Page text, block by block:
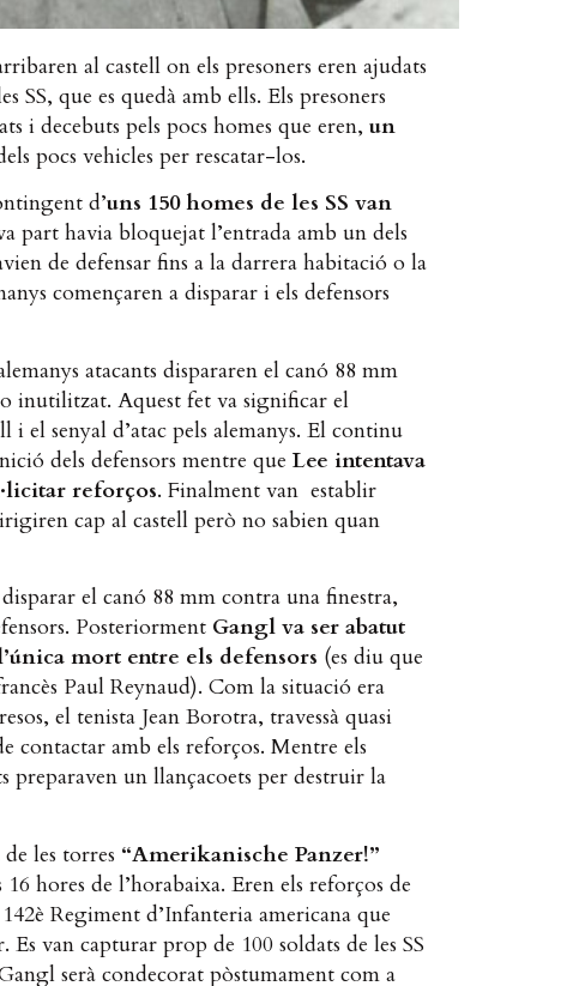
al castell on els presoners eren ajudats
que es quedà amb ells. Els presoners
i decebuts pels pocs homes que eren, un
pocs vehicles per rescatar-los.
d’uns 150 homes de les SS van
part havia bloquejat l’entrada amb un dels
de defensar fins a la darrera habitació o la
començaren a disparar i els defensors
atacants dispararen el canó 88 mm
inutilitzat. Aquest fet va significar el
i el senyal d’atac pels alemanys. El continu
dels defensors mentre que Lee intentava
reforços. Finalment van establir
cap al castell però no sabien quan
el canó 88 mm contra una finestra,
Posteriorment Gangl va ser abatut
mort entre els defensors (es diu que
Paul Reynaud). Com la situació era
el tenista Jean Borotra, travessà quasi
contactar amb els reforços. Mentre els
preparaven un llançacoets per destruir la
de les torres “Amerikanische Panzer!”
hores de l’horabaixa. Eren els reforços de
Regiment d’Infanteria americana que
van capturar prop de 100 soldats de les SS
serà condecorat pòstumament com a